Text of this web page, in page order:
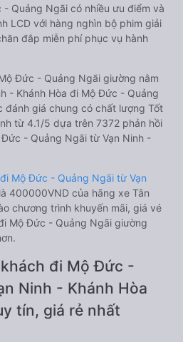
Quảng Ngãi có nhiều ưu điểm và
LCD với hàng nghìn bộ phim giải
đắp miễn phí phục vụ hành
Đức - Quảng Ngãi giường nằm
- Khánh Hòa đi Mộ Đức - Quảng
đánh giá chung có chất lượng Tốt
từ 4.1/5 dựa trên 7372 phản hồi
- Quảng Ngãi từ Vạn Ninh -
Mộ Đức - Quảng Ngãi từ Vạn
400000VND của hãng xe Tân
chương trình khuyến mãi, giá vé
Mộ Đức - Quảng Ngãi giường
đi Mộ Đức -
Ninh - Khánh Hòa
tín, giá rẻ nhất